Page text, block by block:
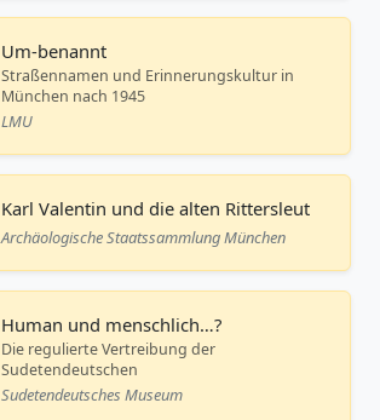
Um-benannt
Straßennamen und Erinnerungskultur in
München nach 1945
LMU
Karl Valentin und die alten Rittersleut
Archäologische Staatssammlung München
Human und menschlich…?
Die regulierte Vertreibung der
Sudetendeutschen
Sudetendeutsches Museum